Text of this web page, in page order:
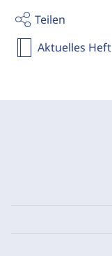
Teilen
Aktuelles Heft